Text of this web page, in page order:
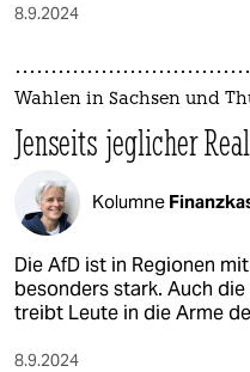
8.9.2024
Wahlen in Sachsen und
Jenseits jeglicher
Kolumne
Die AfD ist in Regionen
besonders stark. Auch
treibt Leute in die Arme
8.9.2024